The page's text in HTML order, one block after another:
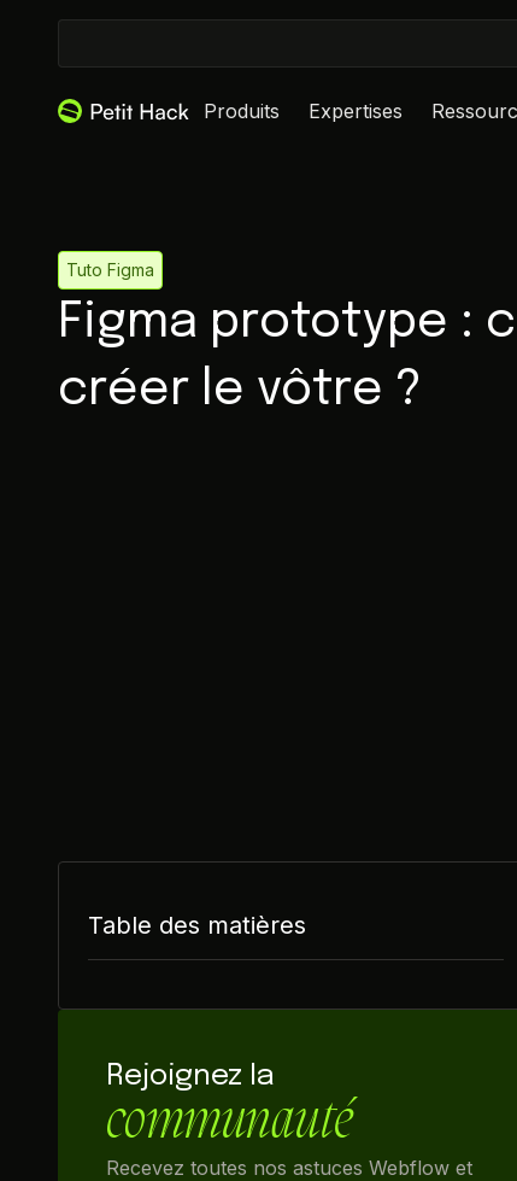
Produits Expertises
Tuto Figma
Figma prototype :
créer le vôtre ?
Table des matières
Rejoignez la
communauté
Recevez toutes nos astuces Webflow et